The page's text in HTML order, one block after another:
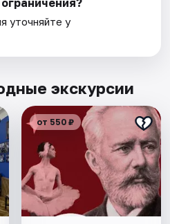
уточняйте у
экскурсии
от 550 ₽